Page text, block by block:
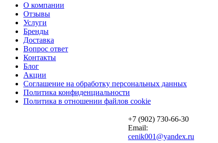
О компании
Отзывы
Услуги
Бренды
Доставка
Вопрос ответ
Контакты
Блог
Акции
Соглашение на обработку персональных данных
Политика конфиденциальности
Политика в отношении файлов cookie
+7 (902) 730-66-30
Email:
cenik001@yandex.ru